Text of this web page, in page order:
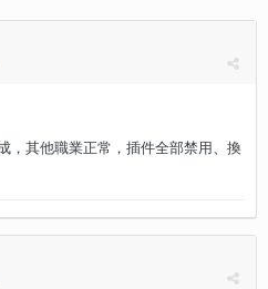
，其他職業正常，插件全部禁用、換